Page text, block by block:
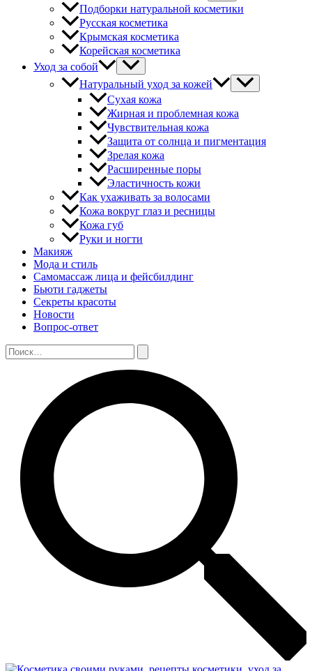
Подборки натуральной косметики
Русская косметика
Крымская косметика
Корейская косметика
Уход за собой
Натуральный уход за кожей
Сухая кожа
Жирная и проблемная кожа
Чувствительная кожа
Защита от солнца и пигментация
Зрелая кожа
Расширенные поры
Эластичность кожи
Как ухаживать за волосами
Кожа вокруг глаз и ресницы
Кожа губ
Руки и ногти
Макияж
Мода и стиль
Самомассаж лица и фейсбилдинг
Бьюти гаджеты
Секреты красоты
Новости
Вопрос-ответ
Поиск: